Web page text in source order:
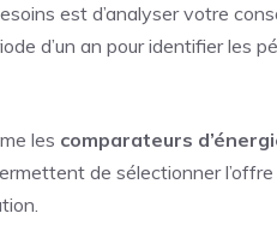
est d’analyser votre
d’un an pour identifier les
les comparateurs
de sélectionner